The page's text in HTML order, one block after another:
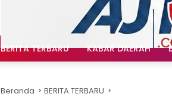
BERITA TERBARU KABAR DAERAH
Beranda BERITA TERBARU